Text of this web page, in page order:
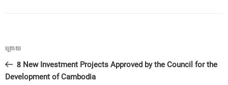
ការ​
នាំទិស​
ប្រកាស
អត្ថបទ
មុន
ក្រោយ
8 New Investment Projects Approved by the Council for the
Development of Cambodia